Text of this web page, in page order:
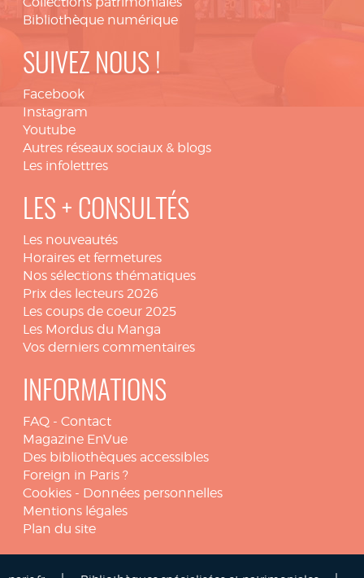
Bibliothèque numérique
SUIVEZ NOUS !
Facebook
Instagram
Youtube
Autres réseaux sociaux & blogs
Les infolettres
LES + CONSULTÉS
Les nouveautés
Horaires et fermetures
Nos sélections thématiques
Prix des lecteurs 2026
Les coups de coeur 2025
Les Mordus du Manga
Vos derniers commentaires
INFORMATIONS
FAQ - Contact
Magazine EnVue
Des bibliothèques accessibles
Foreign in Paris ?
Cookies - Données personnelles
Mentions légales
Plan du site